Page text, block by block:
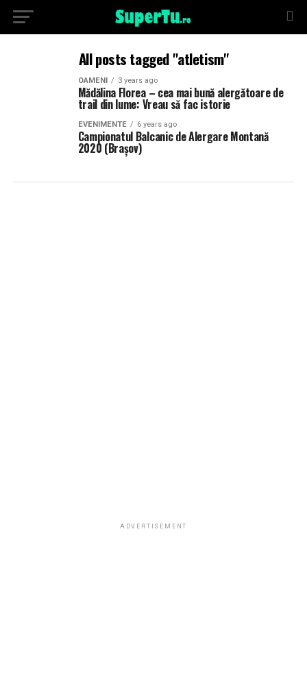
All posts tagged "atletism"
OAMENI 3 years ago
Mădălina Florea – cea mai bună alergătoare de
trail din lume: Vreau să fac istorie
EVENIMENTE 6 years ago
Campionatul Balcanic de Alergare Montană
2020 (Brașov)
ADVERTISEMENT